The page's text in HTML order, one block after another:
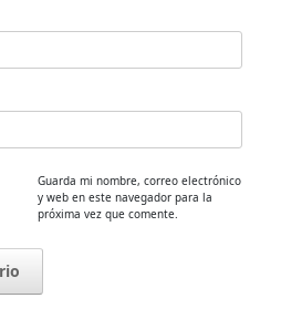
Guarda mi nombre, correo electrónico
y web en este navegador para la
próxima vez que comente.